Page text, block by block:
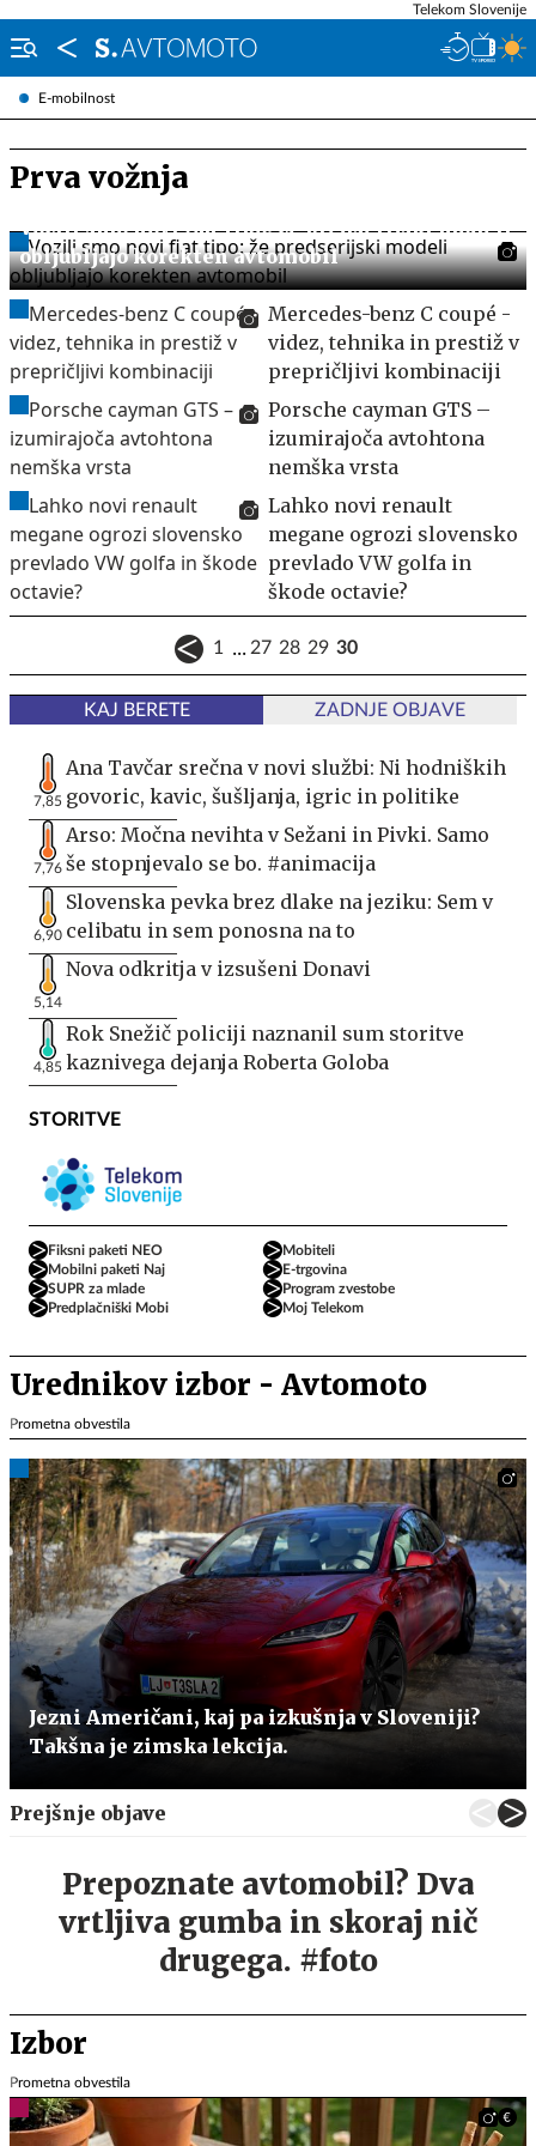
E-mobilnost
Telekom Slovenije
Prva vožnja
Vozili smo novi fiat tipo: že predserijski modeli
obljubljajo korekten avtomobil
Mercedes-benz C coupé -
videz, tehnika in prestiž v
prepričljivi kombinaciji
Porsche cayman GTS –
izumirajoča avtohtona
nemška vrsta
Lahko novi renault
megane ogrozi slovensko
prevlado VW golfa in
škode octavie?
1 ... 27 28 29 30
KAJ BERETE ZADNJE OBJAVE
7,85
Ana Tavčar srečna v novi službi: Ni hodniških
govoric, kavic, šušljanja, igric in politike
7,76
Arso: Močna nevihta v Sežani in Pivki. Samo
še stopnjevalo se bo. #animacija
6,90
Slovenska pevka brez dlake na jeziku: Sem v
celibatu in sem ponosna na to
5,14
Nova odkritja v izsušeni Donavi
4,85
Rok Snežič policiji naznanil sum storitve
kaznivega dejanja Roberta Goloba
STORITVE
Fiksni paketi NEO
Mobiteli
Mobilni paketi Naj
E-trgovina
SUPR za mlade
Program zvestobe
Predplačniški Mobi
Moj Telekom
Urednikov izbor - Avtomoto
Prometna obvestila
Jezni Američani, kaj pa izkušnja v Sloveniji?
Takšna je zimska lekcija.
Prejšnje objave
Prepoznate avtomobil? Dva
vrtljiva gumba in skoraj nič
drugega. #foto
Izbor
Prometna obvestila